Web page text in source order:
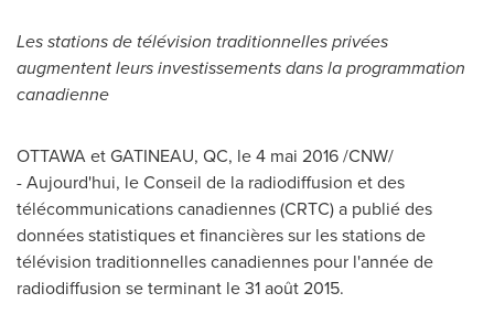
Les stations de télévision traditionnelles privées
augmentent leurs investissements dans la programmation
canadienne
OTTAWAetGATINEAU, QC, le 4 mai 2016 /CNW/
- Aujourd'hui, leConseil de la radiodiffusion et des
télécommunications canadiennes (CRTC) a publié des
données statistiques et financières sur les stations de
télévision traditionnelles canadiennes pour l'année de
radiodiffusion se terminant le 31 août 2015.